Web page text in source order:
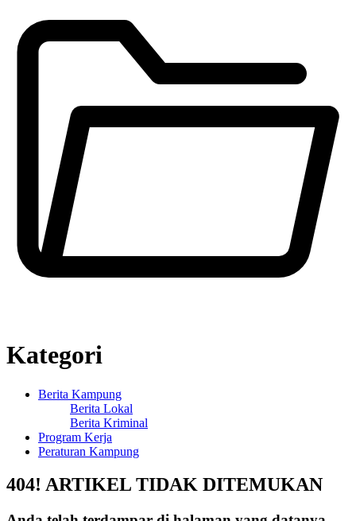
Kategori
Berita Kampung
Berita Lokal
Berita Kriminal
Program Kerja
Peraturan Kampung
404! ARTIKEL TIDAK DITEMUKAN